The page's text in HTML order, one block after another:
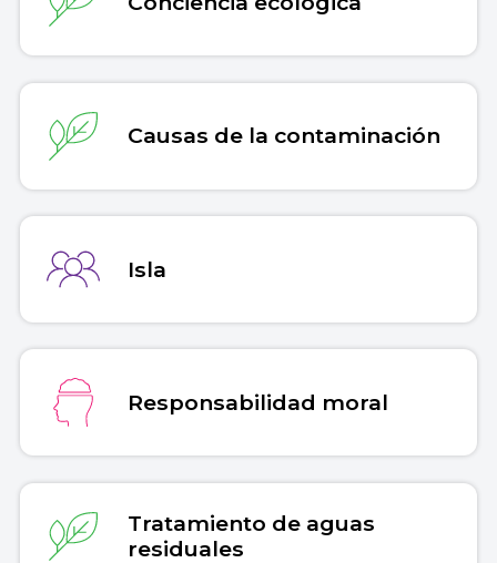
Causas de la contaminación
Isla
Responsabilidad moral
Tratamiento de aguas
residuales